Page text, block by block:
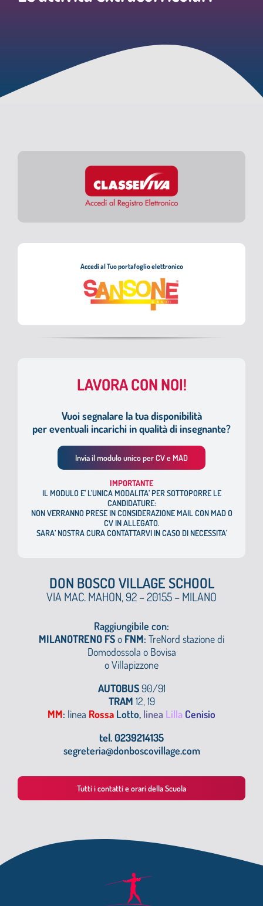
Accedi al Tuo portafoglio elettronico
LAVORA CON NOI!
Vuoi segnalare la tua disponibilità
per eventuali incarichi in qualità di insegnante?
Invia il modulo unico per CV e MAD
IMPORTANTE
IL MODULO E’ L’UNICA MODALITA’ PER SOTTOPORRE LE
CANDIDATURE:
NON VERRANNO PRESE IN CONSIDERAZIONE MAIL CON MAD O
CV IN ALLEGATO.
SARA’ NOSTRA CURA CONTATTARVI IN CASO DI NECESSITA’
DON BOSCO VILLAGE SCHOOL
VIA MAC. MAHON, 92 – 20155 – MILANO
Raggiungibile con:
MILANOTRENO FSo FNM: TreNord stazione di
Domodossola o Bovisa
o Villapizzone
AUTOBUS 90/91
TRAM 12, 19
MM: linea Rossa Lotto, linea Lilla Cenisio
tel. 0239214135
segreteria@donboscovillage.com
Tutti i contatti e orari della Scuola